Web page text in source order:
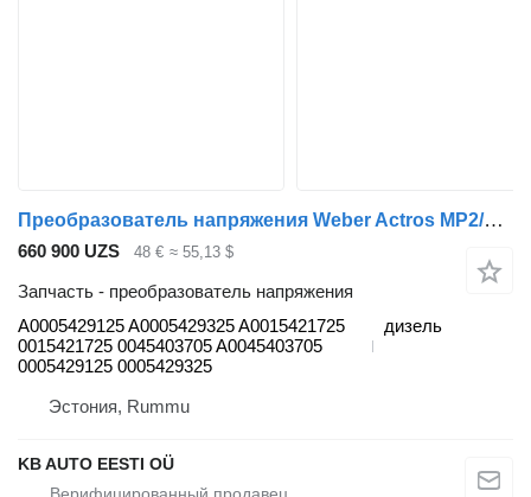
Преобразователь напряжения Weber Actros MP2/MP3 (01.02-12.14) A0005429125 для грузовика Mercedes-Benz Actros, Axor MP1, MP2, MP3 (1996-2014)
660 900 UZS 48 € ≈ 55,13 $
Запчасть - преобразователь напряжения
A0005429125 A0005429325 A0015421725
0015421725 0045403705 A0045403705
0005429125 0005429325
дизель
Эстония, Rummu
KB AUTO EESTI OÜ